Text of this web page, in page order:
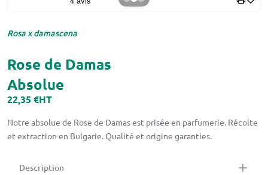
Rosa x damascena
Rose de Damas
Absolue
22,35 €HT
Notre absolue de Rose de Damas est prisée en parfumerie. Récolte
et extraction en Bulgarie. Qualité et origine garanties.
Description